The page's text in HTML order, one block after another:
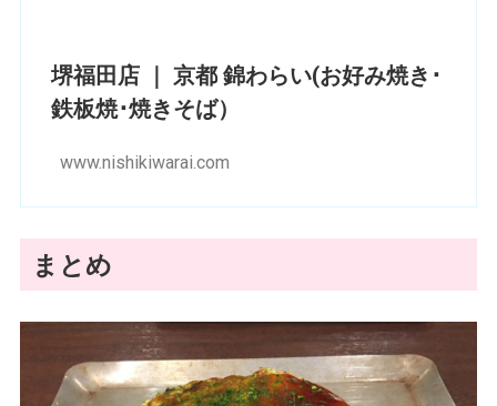
堺福田店 ｜ 京都 錦わらい(お好み焼き･
鉄板焼･焼きそば）
www.nishikiwarai.com
まとめ